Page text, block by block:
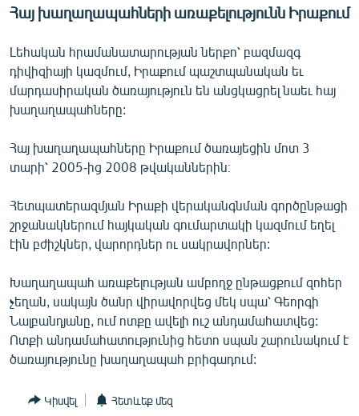
Հայ խաղաղապահների առաքելությունն Իրաքում
Լեհական հրամանատարության ներքո՝ բազմազգ
դիվիզիայի կազմում, Իրաքում պաշտպանական եւ
մարդասիրական ծառայություն են անցկացրել նաեւ հայ
խաղաղապահները:
Հայ խաղաղապահները Իրաքում ծառայեցին մոտ 3
տարի՝ 2005-ից 2008 թվականներին։
Հետպատերազմյան Իրաքի վերականգնման գործընթացի
շրջանակներում հայկական գումարտակի կազմում եղել
էին բժիշկներ, վարորդներ ու սակրավորներ:
Խաղաղապահ առաքելության ամբողջ ընթացքում զոհեր
չեղան, սակայն ծանր վիրավորվեց մեկ սպա՝ Գեորգի
Նալբանդյանը, ում ոտքը ավելի ուշ անդամահատվեց:
Ոտքի անդամահատությունից հետո սպան շարունակում է
ծառայությունը խաղաղապահ բրիգադում:
Կիսվել Հետևեք մեզ